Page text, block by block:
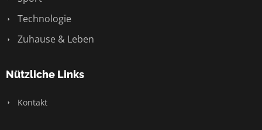
Technologie
Zuhause & Leben
Nützliche Links
Kontakt